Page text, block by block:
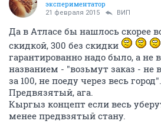
экспериментатор
21 февраля 2015 ВИП
Да в Атласе бы нашлось скорее
скидкой, 300 без скидки
гарантированно надо было, а не
названием - "возьмут заказ - не
за 100, не поеду через весь
Предвязятый, ага.
Кыргыз концепт если весь
менее предвзятый стану.